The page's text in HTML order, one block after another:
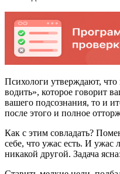
Психологи утверждают,
водить», которое говорит
вашего подсознания, то и
после этого и полное
Как с этим совладать?
себе, что ужас есть. И ужас
никакой другой. Задача